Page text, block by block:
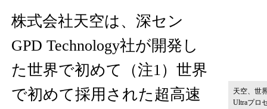
天空、世
Ultraプロ
株式会社天空は、深セン
GPD Technology社が開発し
た世界で初めて（注1）世界
で初めて採用された超高速